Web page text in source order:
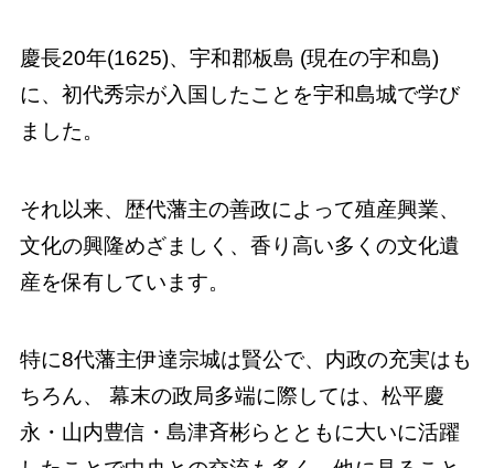
慶長20年(1625)、宇和郡板島 (現在の宇和島)
に、初代秀宗が入国したことを宇和島城で学び
ました。
それ以来、歴代藩主の善政によって殖産興業、
文化の興隆めざましく、香り高い多くの文化遺
産を保有しています。
特に8代藩主伊達宗城は賢公で、内政の充実はも
ちろん、 幕末の政局多端に際しては、松平慶
永・山内豊信・島津斉彬らとともに大いに活躍